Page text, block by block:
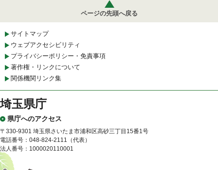
ページの先頭へ戻る
サイトマップ
ウェブアクセシビリティ
プライバシーポリシー・免責事項
著作権・リンクについて
関係機関リンク集
埼玉県庁
県庁へのアクセス
〒330-9301 埼玉県さいたま市浦和区高砂三丁目15番1号
電話番号：048-824-2111（代表）
法人番号：1000020110001